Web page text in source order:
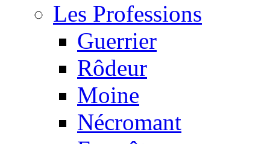
Les Professions
Guerrier
Rôdeur
Moine
Nécromant